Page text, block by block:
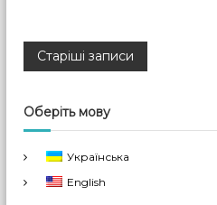
Н
а
в
і
Старіші записи
Оберіть мову
Українська
English